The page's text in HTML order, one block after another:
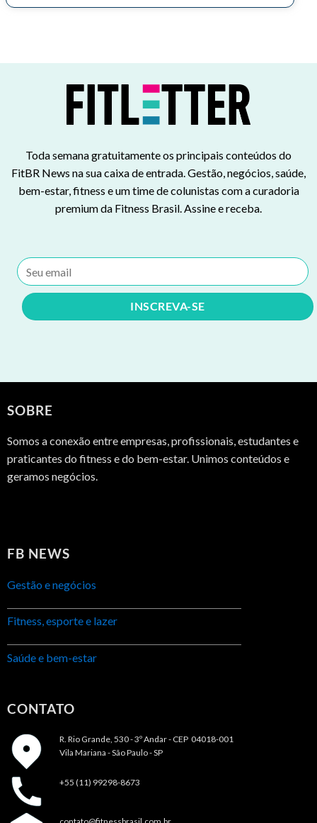
Toda semana gratuitamente os principais conteúdos do
FitBR News na sua caixa de entrada. Gestão, negócios, saúde,
bem-estar, fitness e um time de colunistas com a curadoria
premium da Fitness Brasil. Assine e receba.
SOBRE
Somos a conexão entre empresas, profissionais, estudantes e
praticantes do fitness e do bem-estar. Unimos conteúdos e
geramos negócios.
FB NEWS
Gestão e negócios
Fitness, esporte e lazer
Saúde e bem-estar
CONTATO
R. Rio Grande, 530 - 3º Andar - CEP 04018-001
Vila Mariana - São Paulo - SP
+55 (11) 99298-8673